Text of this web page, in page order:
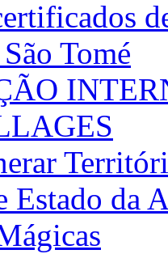
Tomé
Estado da